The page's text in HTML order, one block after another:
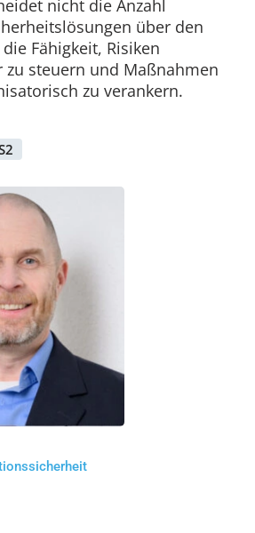
nicht die Anzahl
über den
Fähigkeit, Risiken
zu steuern und Maßnahmen
zu verankern.